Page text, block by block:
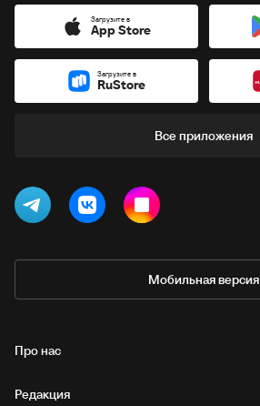
Загрузите в
App Store
Загрузите в
RuStore
Все приложения
Мобильная версия
Про нас
Редакция